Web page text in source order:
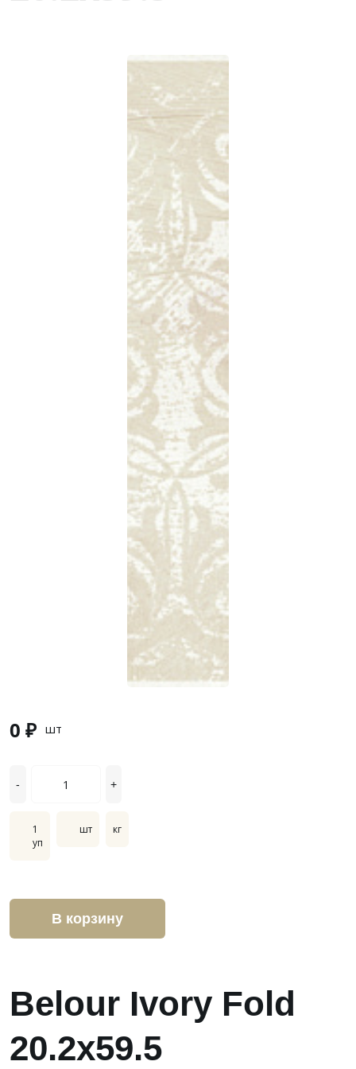
Belour Ivory Fold
20.2x59.5
0 ₽ шт
- +
1
уп
шт кг
В корзину